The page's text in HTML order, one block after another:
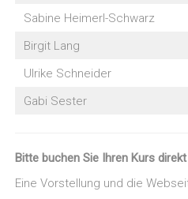
Sabine Heimerl-Schwarz
Birgit Lang
Ulrike Schneider
Gabi Sester
Bitte buchen Sie Ihren Kurs
Eine Vorstellung und die